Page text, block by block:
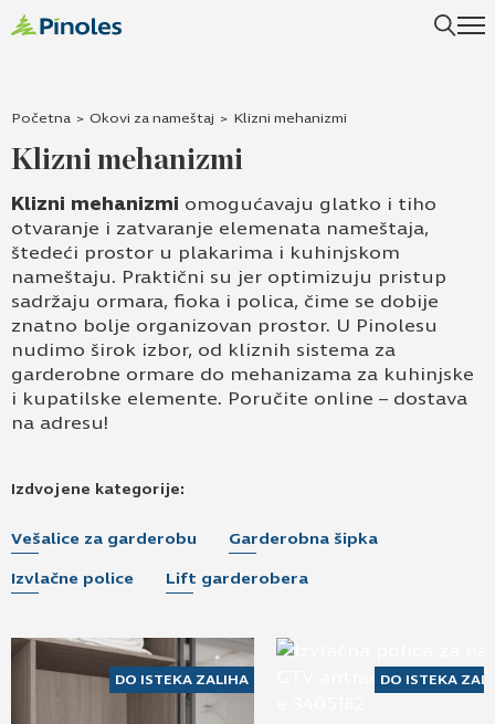
Početna > Okovi za nameštaj > Klizni mehanizmi
Klizni mehanizmi
Klizni mehanizmi omogućavaju glatko i tiho
otvaranje i zatvaranje elemenata nameštaja,
štedeći prostor u plakarima i kuhinjskom
nameštaju. Praktični su jer optimizuju pristup
sadržaju ormara, fioka i polica, čime se dobije
znatno bolje organizovan prostor. U Pinolesu
nudimo širok izbor, od kliznih sistema za
garderobne ormare do mehanizama za kuhinjske
i kupatilske elemente. Poručite online – dostava
na adresu!
Izdvojene kategorije:
Vešalice za garderobu Garderobna šipka
Izvlačne police Lift garderobera
DO ISTEKA ZALIHA DO ISTEKA